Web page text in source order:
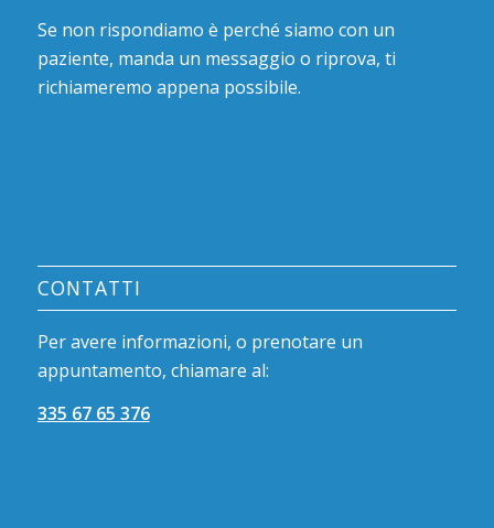
Se non rispondiamo è perché siamo con un
paziente, manda un messaggio o riprova, ti
richiameremo appena possibile.
CONTATTI
Per avere informazioni, o prenotare un
appuntamento, chiamare al:
335 67 65 376